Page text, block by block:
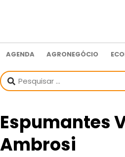
AGENDA AGRONEGÓCIO
Espumantes
Ambrosi